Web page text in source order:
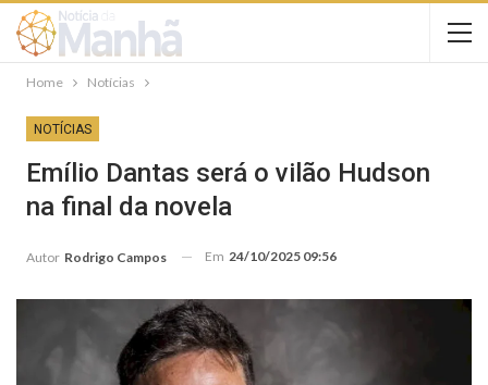
Home Notícias
NOTÍCIAS
Emílio Dantas será o vilão Hudson
na final da novela
Autor Rodrigo Campos Em 24/10/2025 09:56